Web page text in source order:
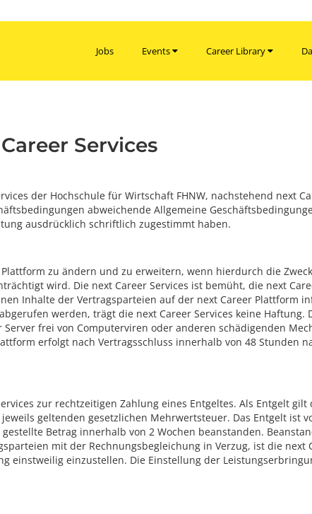
Jobs Events Career Library
Services
der Hochschule für Wirtschaft FHNW, nachstehend next
abweichende Allgemeine
ausdrücklich schriftlich zugestimmt haben.
zu ändern und zu erweitern, wenn hierdurch die
wird. Die next Career Services ist bemüht, die next
Inhalte der Vertragsparteien auf der next Career Plattform
werden, trägt die next Career Services keine Haftung.
frei von Computerviren oder anderen schädigenden
erfolgt nach Vertragsschluss innerhalb von 48 Stunden
zur rechtzeitigen Zahlung eines Entgeltes. Als Entgelt
geltenden gesetzlichen Mehrwertsteuer. Das Entgelt ist
Betrag innerhalb von 2 Wochen beanstanden.
mit der Rechnungsbegleichung in Verzug, ist die next
einstweilig einzustellen. Die Einstellung der